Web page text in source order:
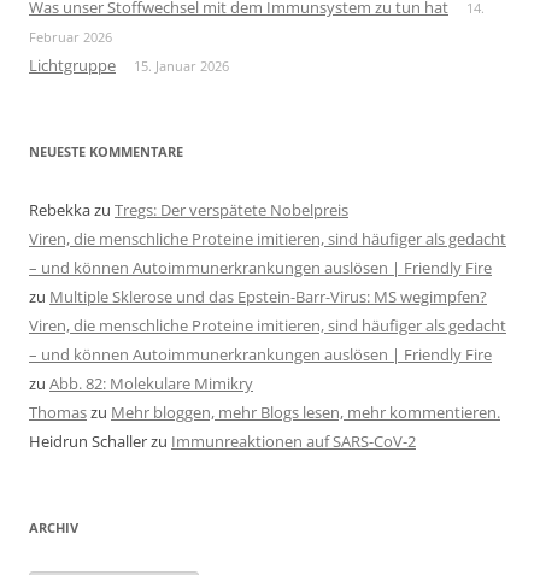
Was unser Stoffwechsel mit dem Immunsystem zu tun hat
14.
Februar 2026
Lichtgruppe 15. Januar 2026
NEUESTE KOMMENTARE
Rebekkazu Tregs: Der verspätete Nobelpreis
Viren, die menschliche Proteine imitieren, sind häufiger als gedacht
– und können Autoimmunerkrankungen auslösen | Friendly Fire
zu Multiple Sklerose und das Epstein-Barr-Virus: MS wegimpfen?
Viren, die menschliche Proteine imitieren, sind häufiger als gedacht
– und können Autoimmunerkrankungen auslösen | Friendly Fire
zu Abb. 82: Molekulare Mimikry
Thomaszu Mehr bloggen, mehr Blogs lesen, mehr kommentieren.
Heidrun Schallerzu Immunreaktionen auf SARS-CoV-2
ARCHIV